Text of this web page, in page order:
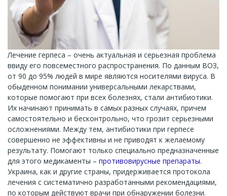
Лечение герпеса – очень актуальная и серьезная проблема
ввиду его повсеместного распространения. По данным ВОЗ,
от 90 до 95% людей в мире являются носителями вируса. В
обыденном понимании универсальными лекарствами,
которые помогают при всех болезнях, стали антибиотики.
Их начинают принимать в самых разных случаях, причем
самостоятельно и бесконтрольно, что грозит серьезными
осложнениями. Между тем, антибиотики при герпесе
совершенно не эффективны и не приводят к желаемому
результату. Помогают только специально предназначенные
для этого медикаменты – противовирусные препараты.
Украина, как и другие страны, придерживается протокола
лечения с систематично разработанными рекомендациями,
по которым действуют врачи при обнаружении болезни.